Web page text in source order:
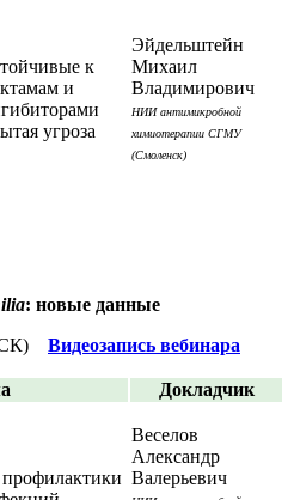
к
и
угроза
Эйдельштейн
Михаил
Владимирович
НИИ антимикробной
химиотерапии СГМУ
(Смоленск)
: новые данные
Видеозапись вебинара
Докладчик
Веселов
Александр
Валерьевич